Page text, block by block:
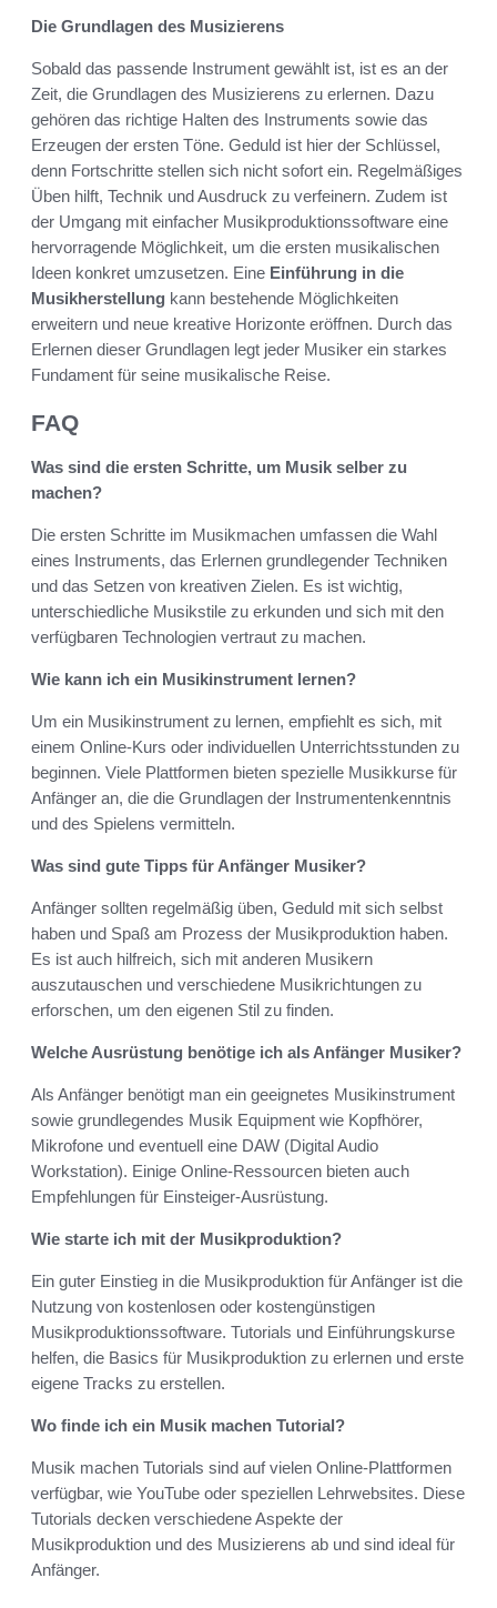
Die Grundlagen des Musizierens
Sobald das passende Instrument gewählt ist, ist es an der
Zeit, die Grundlagen des Musizierens zu erlernen. Dazu
gehören das richtige Halten des Instruments sowie das
Erzeugen der ersten Töne. Geduld ist hier der Schlüssel,
denn Fortschritte stellen sich nicht sofort ein. Regelmäßiges
Üben hilft, Technik und Ausdruck zu verfeinern. Zudem ist
der Umgang mit einfacher Musikproduktionssoftware eine
hervorragende Möglichkeit, um die ersten musikalischen
Ideen konkret umzusetzen. Eine Einführung in die
Musikherstellung kann bestehende Möglichkeiten
erweitern und neue kreative Horizonte eröffnen. Durch das
Erlernen dieser Grundlagen legt jeder Musiker ein starkes
Fundament für seine musikalische Reise.
FAQ
Was sind die ersten Schritte, um Musik selber zu
machen?
Die ersten Schritte im Musikmachen umfassen die Wahl
eines Instruments, das Erlernen grundlegender Techniken
und das Setzen von kreativen Zielen. Es ist wichtig,
unterschiedliche Musikstile zu erkunden und sich mit den
verfügbaren Technologien vertraut zu machen.
Wie kann ich ein Musikinstrument lernen?
Um ein Musikinstrument zu lernen, empfiehlt es sich, mit
einem Online-Kurs oder individuellen Unterrichtsstunden zu
beginnen. Viele Plattformen bieten spezielle Musikkurse für
Anfänger an, die die Grundlagen der Instrumentenkenntnis
und des Spielens vermitteln.
Was sind gute Tipps für Anfänger Musiker?
Anfänger sollten regelmäßig üben, Geduld mit sich selbst
haben und Spaß am Prozess der Musikproduktion haben.
Es ist auch hilfreich, sich mit anderen Musikern
auszutauschen und verschiedene Musikrichtungen zu
erforschen, um den eigenen Stil zu finden.
Welche Ausrüstung benötige ich als Anfänger Musiker?
Als Anfänger benötigt man ein geeignetes Musikinstrument
sowie grundlegendes Musik Equipment wie Kopfhörer,
Mikrofone und eventuell eine DAW (Digital Audio
Workstation). Einige Online-Ressourcen bieten auch
Empfehlungen für Einsteiger-Ausrüstung.
Wie starte ich mit der Musikproduktion?
Ein guter Einstieg in die Musikproduktion für Anfänger ist die
Nutzung von kostenlosen oder kostengünstigen
Musikproduktionssoftware. Tutorials und Einführungskurse
helfen, die Basics für Musikproduktion zu erlernen und erste
eigene Tracks zu erstellen.
Wo finde ich ein Musik machen Tutorial?
Musik machen Tutorials sind auf vielen Online-Plattformen
verfügbar, wie YouTube oder speziellen Lehrwebsites. Diese
Tutorials decken verschiedene Aspekte der
Musikproduktion und des Musizierens ab und sind ideal für
Anfänger.